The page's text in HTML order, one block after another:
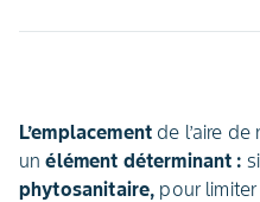
L’emplacement de l’aire
un élément déterminant :
phytosanitaire, pour